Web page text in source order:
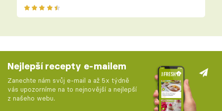
Nejlepší recepty e-mailem
Zanechte nám svůj e-mail a až 5x týdně
vás upozorníme na to nejnovější a nejlepší
z našeho webu.